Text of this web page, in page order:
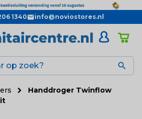
1340 info@noviostores.nl

Handdroger Twinflow